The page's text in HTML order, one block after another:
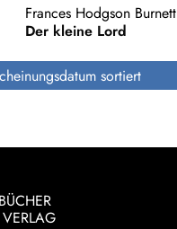
Search:
Frances Hodgson Burnett
Der kleine Lord
sortiert